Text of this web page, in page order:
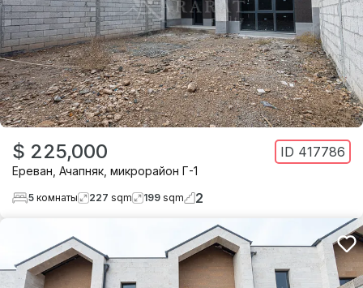
$ 225,000 ID 417786
Ереван Ачапняк микрорайон Г-1
5 комнаты 227 sqm 199 sqm 2